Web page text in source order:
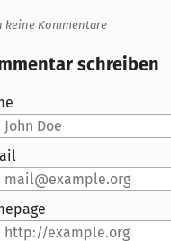
keine Kommentare
schreiben